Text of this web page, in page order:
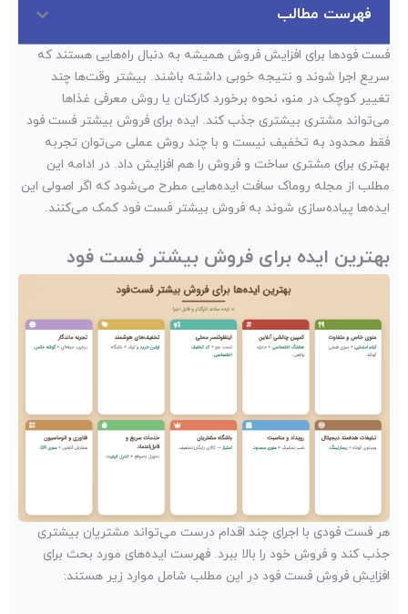
فهرست مطالب
فست فودها برای افزایش فروش همیشه به دنبال راه‌هایی هستند که
سریع اجرا شوند و نتیجه خوبی داشته باشند. بیشتر وقت‌ها چند
تغییر کوچک در منو، نحوه برخورد کارکنان یا روش معرفی غذاها
می‌تواند مشتری بیشتری جذب کند. ایده برای فروش بیشتر فست فود
فقط محدود به تخفیف نیست و با چند روش عملی می‌توان تجربه
بهتری برای مشتری ساخت و فروش را هم افزایش داد. در ادامه این
مطلب از مجله روماک سافت ایده‌هایی مطرح می‌شود که اگر اصولی این
ایده‌ها پیاده‌سازی شوند به فروش بیشتر فست فود کمک می‌کنند.
بهترین ایده برای فروش بیشتر فست فود
هر فست فودی با اجرای چند اقدام درست می‌تواند مشتریان بیشتری
جذب کند و فروش خود را بالا ببرد. فهرست ایده‌های مورد بحث برای
افزایش فروش فست فود در این مطلب شامل موارد زیر هستند: